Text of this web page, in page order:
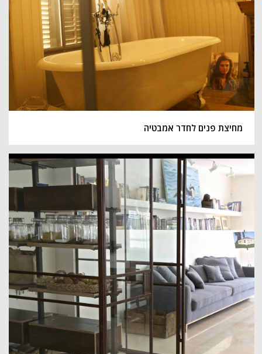
מחיצת פנים לחדר אמבטיה